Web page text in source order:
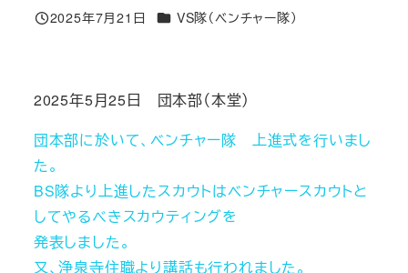
投稿日
2025年7月21日 カテゴリー
VS隊（ベンチャー隊）
2025年5月25日 団本部（本堂）
団本部に於いて、ベンチャー隊 上進式を行いまし
た。
BS隊より上進したスカウトはベンチャースカウトと
してやるべきスカウティングを
発表しました。
又、浄泉寺住職より講話も行われました。